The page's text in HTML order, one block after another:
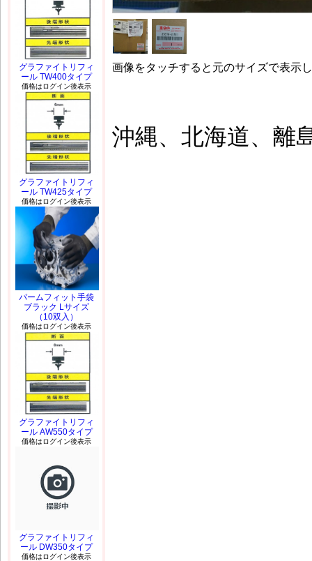
画像をタッチすると元のサイズで表示
沖縄、北海道、離
グラファイトリフィ
ール TW400タイプ
価格はログイン後表示
グラファイトリフィ
ール TW425タイプ
価格はログイン後表示
パームフィット手袋
ブラック Lサイズ
（10双入）
価格はログイン後表示
グラファイトリフィ
ール AW550タイプ
価格はログイン後表示
グラファイトリフィ
ール DW350タイプ
価格はログイン後表示